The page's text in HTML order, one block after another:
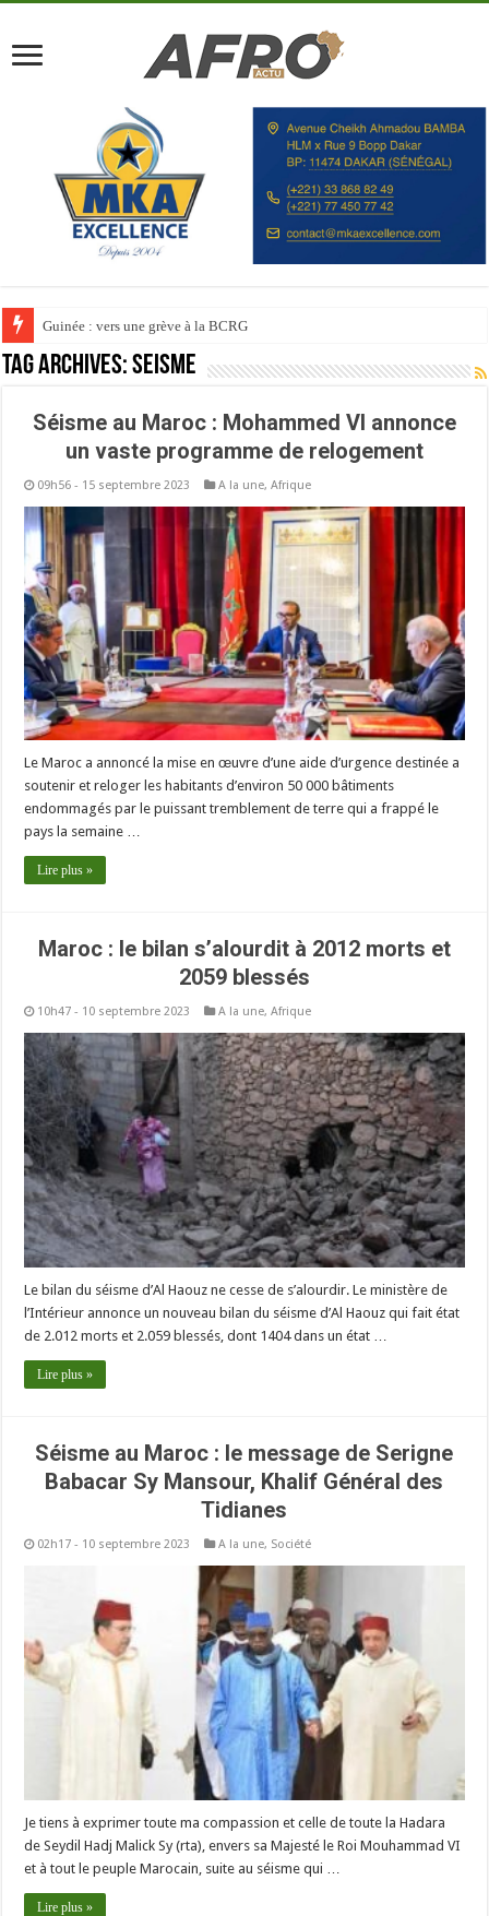
Guinée : vers une grève à la BCRG
Tag Archives:Seisme
Séisme au Maroc : Mohammed VI annonce
un vaste programme de relogement
09h56 - 15 septembre 2023 A la une,Afrique
Le Maroc a annoncé la mise en œuvre d’une aide d’urgence destinée a
soutenir et reloger les habitants d’environ 50 000 bâtiments
endommagés par le puissant tremblement de terre qui a frappé le
pays la semaine …
Lire plus »
Maroc : le bilan s’alourdit à 2012 morts et
2059 blessés
10h47 - 10 septembre 2023 A la une,Afrique
Le bilan du séisme d’Al Haouz ne cesse de s’alourdir. Le ministère de
l’Intérieur annonce un nouveau bilan du séisme d’Al Haouz qui fait état
de 2.012 morts et 2.059 blessés, dont 1404 dans un état …
Lire plus »
Séisme au Maroc : le message de Serigne
Babacar Sy Mansour, Khalif Général des
Tidianes
02h17 - 10 septembre 2023 A la une, Société
Je tiens à exprimer toute ma compassion et celle de toute la Hadara
de Seydil Hadj Malick Sy (rta), envers sa Majesté le Roi Mouhammad VI
et à tout le peuple Marocain, suite au séisme qui …
Lire plus »